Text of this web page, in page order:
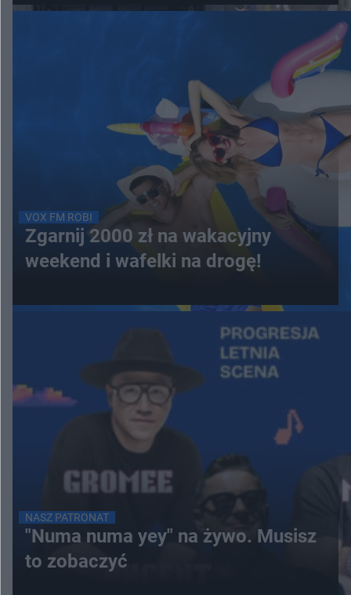
VOX FM ROBI
Zgarnij 2000 zł na wakacyjny
weekend i wafelki na drogę!
NASZ PATRONAT
"Numa numa yey" na żywo. Musisz
to zobaczyć